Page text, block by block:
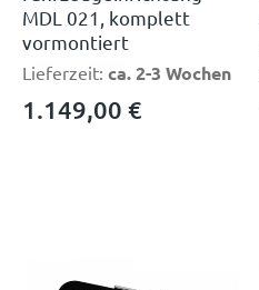
MDL 021, komplett
vormontiert
Lieferzeit: ca. 2-3 Wochen
1.149,00 €